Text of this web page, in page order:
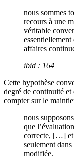
nous sommes
recours à une
véritable
essentiellement
affaires
ibid : 164
Cette hypothèse
degré de continuité et
compter sur le
nous
que
correcte, […] et
seulement
modifiée.